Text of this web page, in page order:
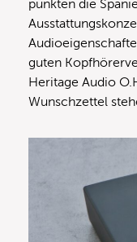
punkten die
guten
Heritage Audio
Wunschzettel